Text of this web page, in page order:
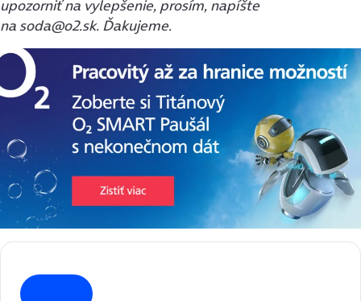
upozorniť na vylepšenie, prosím, napíšte
na soda@o2.sk. Ďakujeme.